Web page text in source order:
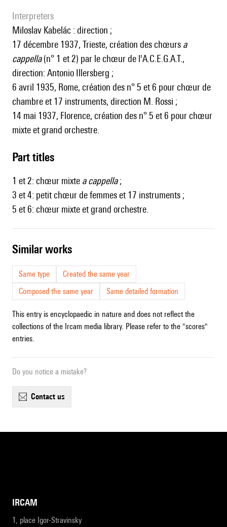
interpreters
Miloslav Kabelác : direction ;
17 décembre 1937, Trieste, création des chœurs a
cappella(n° 1 et 2) par le chœur de l'A.C.E.G.A.T.,
direction: Antonio Illersberg ;
6 avril 1935, Rome, création des n° 5 et 6 pour chœur de
chambre et 17 instruments, direction M. Rossi ;
14 mai 1937, Florence, création des n° 5 et 6 pour chœur
mixte et grand orchestre.
Part titles
1 et 2: chœur mixte a cappella;
3 et 4: petit chœur de femmes et 17 instruments ;
5 et 6: chœur mixte et grand orchestre.
similar works
Same type
Created the same year
Composed the same year
Same detailed formation
This entry is encyclopaedic in nature and does not reflect the
collections of the Ircam media library. Please refer to the "scores"
entries.
Do you notice a mistake?
contact us
IRCAM
1, place Igor-Stravinsky